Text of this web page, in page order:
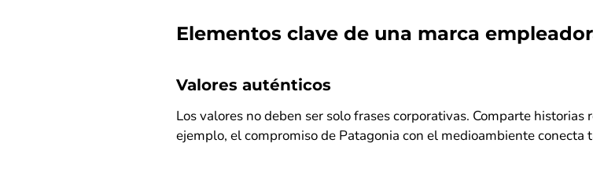
Elementos clave de una marca
Valores auténticos
Los valores no deben ser solo frases corporativas. Comparte
ejemplo, el compromiso de Patagonia con el medioambiente conecta